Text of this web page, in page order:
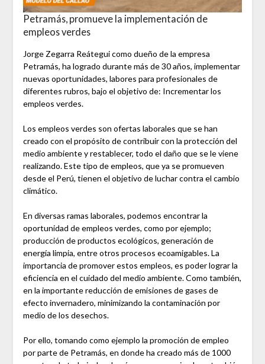
Petramás, promueve la implementación de
empleos verdes
Jorge Zegarra Reátegui como dueño de la empresa
Petramás, ha logrado durante más de 30 años, implementar
nuevas oportunidades, labores para profesionales de
diferentes rubros, bajo el objetivo de: Incrementar los
empleos verdes.
Los empleos verdes son ofertas laborales que se han
creado con el propósito de contribuir con la protección del
medio ambiente y restablecer, todo el daño que se le viene
realizando. Este tipo de empleos, que ya se promueven
desde el Perú, tienen el objetivo de luchar contra el cambio
climático.
En diversas ramas laborales, podemos encontrar la
oportunidad de empleos verdes, como por ejemplo;
producción de productos ecológicos, generación de
energía limpia, entre otros procesos ecoamigables. La
importancia de promover estos empleos, es poder lograr la
eficiencia en el cuidado del medio ambiente. Como también,
en la importante reducción de emisiones de gases de
efecto invernadero, minimizando la contaminación por
medio de los desechos.
Por ello, tomando como ejemplo la promoción de empleo
por parte de Petramás, en donde ha creado más de 1000